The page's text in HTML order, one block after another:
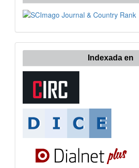
Indexada en